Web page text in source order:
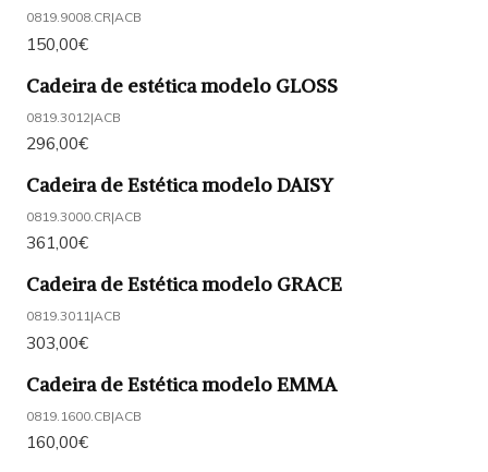
0819.9008.CR|ACB
150,00€
Cadeira de estética modelo GLOSS
0819.3012|ACB
296,00€
Cadeira de Estética modelo DAISY
0819.3000.CR|ACB
361,00€
Cadeira de Estética modelo GRACE
0819.3011|ACB
303,00€
Cadeira de Estética modelo EMMA
0819.1600.CB|ACB
160,00€